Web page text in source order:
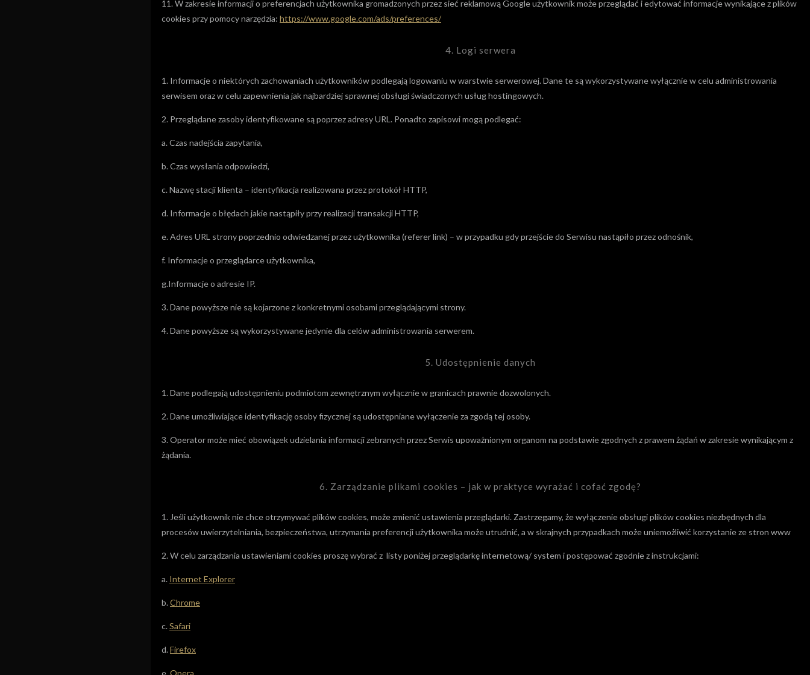
11. W zakresie informacji o preferencjach użytkownika gromadzonych przez sieć reklamową Google użytkownik może przeglądać i edytować informacje wynikające z plików
cookies przy pomocy narzędzia: https://www.google.com/ads/preferences/
4. Logi serwera
1. Informacje o niektórych zachowaniach użytkowników podlegają logowaniu w warstwie serwerowej. Dane te są wykorzystywane wyłącznie w celu administrowania
serwisem oraz w celu zapewnienia jak najbardziej sprawnej obsługi świadczonych usług hostingowych.
2. Przeglądane zasoby identyfikowane są poprzez adresy URL. Ponadto zapisowi mogą podlegać:
a. Czas nadejścia zapytania,
b. Czas wysłania odpowiedzi,
c. Nazwę stacji klienta – identyfikacja realizowana przez protokół HTTP,
d. Informacje o błędach jakie nastąpiły przy realizacji transakcji HTTP,
e. Adres URL strony poprzednio odwiedzanej przez użytkownika (referer link) – w przypadku gdy przejście do Serwisu nastąpiło przez odnośnik,
f. Informacje o przeglądarce użytkownika,
g.Informacje o adresie IP.
3. Dane powyższe nie są kojarzone z konkretnymi osobami przeglądającymi strony.
4. Dane powyższe są wykorzystywane jedynie dla celów administrowania serwerem.
5. Udostępnienie danych
1. Dane podlegają udostępnieniu podmiotom zewnętrznym wyłącznie w granicach prawnie dozwolonych.
2. Dane umożliwiające identyfikację osoby fizycznej są udostępniane wyłączenie za zgodą tej osoby.
3. Operator może mieć obowiązek udzielania informacji zebranych przez Serwis upoważnionym organom na podstawie zgodnych z prawem żądań w zakresie wynikającym z
żądania.
6. Zarządzanie plikami cookies – jak w praktyce wyrażać i cofać zgodę?
1. Jeśli użytkownik nie chce otrzymywać plików cookies, może zmienić ustawienia przeglądarki. Zastrzegamy, że wyłączenie obsługi plików cookies niezbędnych dla
procesów uwierzytelniania, bezpieczeństwa, utrzymania preferencji użytkownika może utrudnić, a w skrajnych przypadkach może uniemożliwić korzystanie ze stron www
2. W celu zarządzania ustawieniami cookies proszę wybrać z listy poniżej przeglądarkę internetową/ system i postępować zgodnie z instrukcjami:
a. Internet Explorer
b.Chrome
c.Safari
d.Firefox